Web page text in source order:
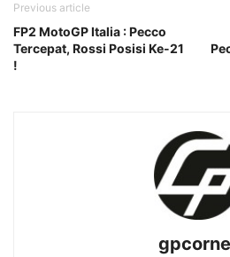
Previous article
FP2 MotoGP Italia : Pecco
Tercepat, Rossi Posisi Ke-21
!